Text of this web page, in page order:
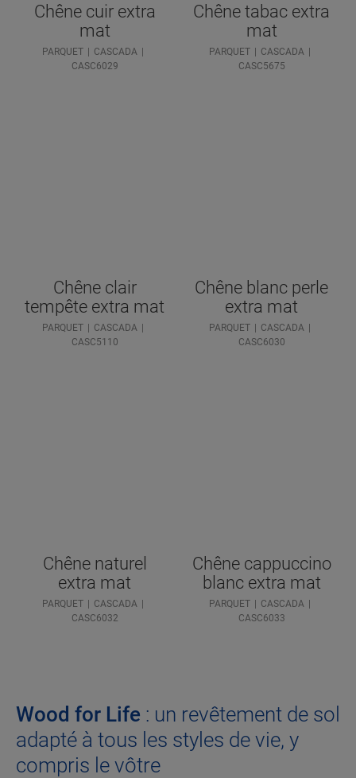
Chêne cuir extra
mat
PARQUET
CASCADA
CASC6029
Chêne tabac extra
mat
PARQUET
CASCADA
CASC5675
Chêne clair
tempête extra mat
PARQUET
CASCADA
CASC5110
Chêne blanc perle
extra mat
PARQUET
CASCADA
CASC6030
Chêne naturel
extra mat
PARQUET
CASCADA
CASC6032
Chêne cappuccino
blanc extra mat
PARQUET
CASCADA
CASC6033
Wood for Life : un revêtement de sol
adapté à tous les styles de vie, y
compris le vôtre